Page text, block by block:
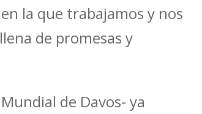
la que trabajamos y nos
de promesas y
de Davos- ya